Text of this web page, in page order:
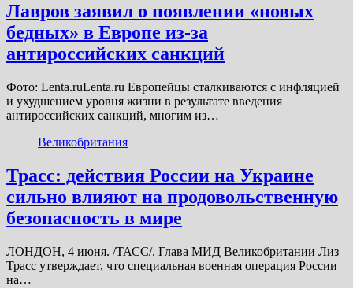
Лавров заявил о появлении «новых
бедных» в Европе из-за
антироссийских санкций
Фото: Lenta.ruLenta.ru Европейцы сталкиваются с инфляцией
и ухудшением уровня жизни в результате введения
антироссийских санкций, многим из…
Великобритания
Трасс: действия России на Украине
сильно влияют на продовольственную
безопасность в мире
ЛОНДОН, 4 июня. /ТАСС/. Глава МИД Великобритании Лиз
Трасс утверждает, что специальная военная операция России
на…